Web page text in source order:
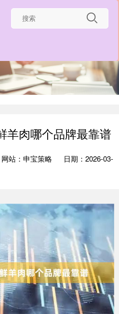
羊肉哪个品牌最靠谱
网站：申宝策略
日期：2026-03-